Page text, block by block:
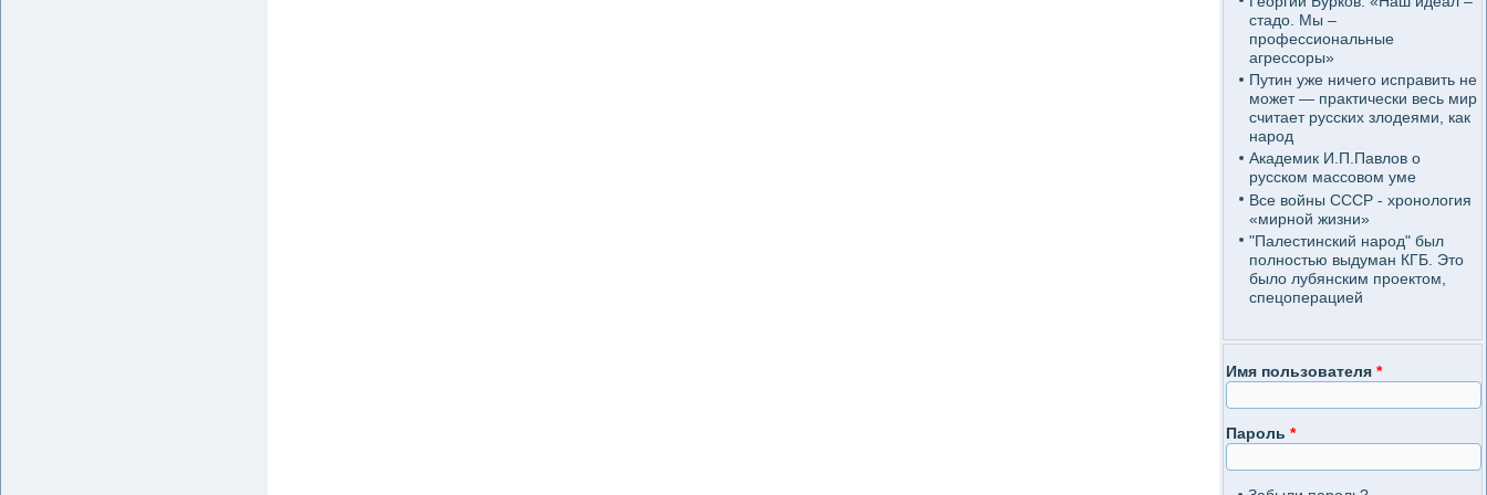
стадо. Мы –
профессиональные
агрессоры»
Путин уже ничего исправить не
может — практически весь мир
считает русских злодеями, как
народ
Академик И.П.Павлов о
русском массовом уме
Все войны СССР - хронология
«мирной жизни»
"Палестинский народ" был
полностью выдуман КГБ. Это
было лубянским проектом,
спецоперацией
Имя пользователя *
Пароль *